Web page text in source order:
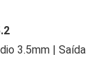
3.5mm | Saída